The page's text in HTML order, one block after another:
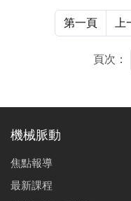
類神經網路模型訓練
之種類和中心點並利
訊，作為機械手臂操
相機座標轉為機械手
第一頁 上
頁次：
機械脈動
焦點報導
最新課程